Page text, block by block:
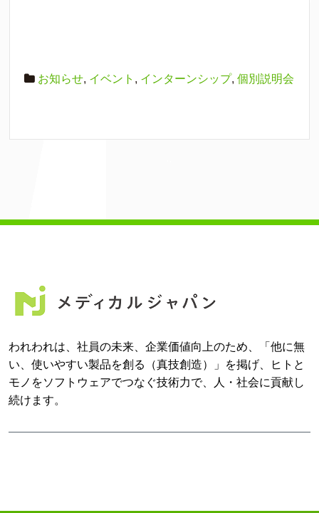
お知らせ, イベント , インターンシップ,個別説明会
われわれは、社員の未来、企業価値向上のため、「他に無
い、使いやすい製品を創る（真技創造）」を掲げ、ヒトと
モノをソフトウェアでつなぐ技術力で、人・社会に貢献し
続けます。